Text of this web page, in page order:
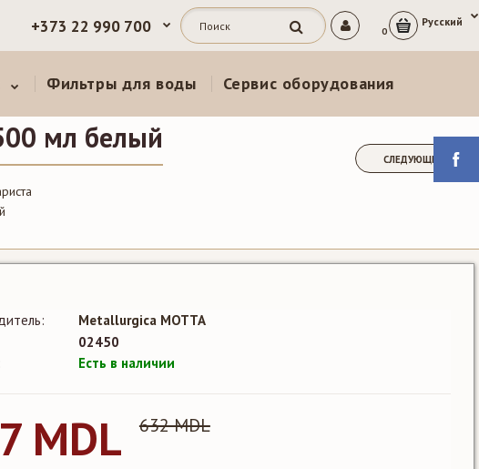
+373 22 990 700 0
Русский
Фильтры для воды Сервис оборудования
мл белый
СЛЕДУЮЩИЙ
Metallurgica MOTTA
02450
Есть в наличии
MDL 632 MDL